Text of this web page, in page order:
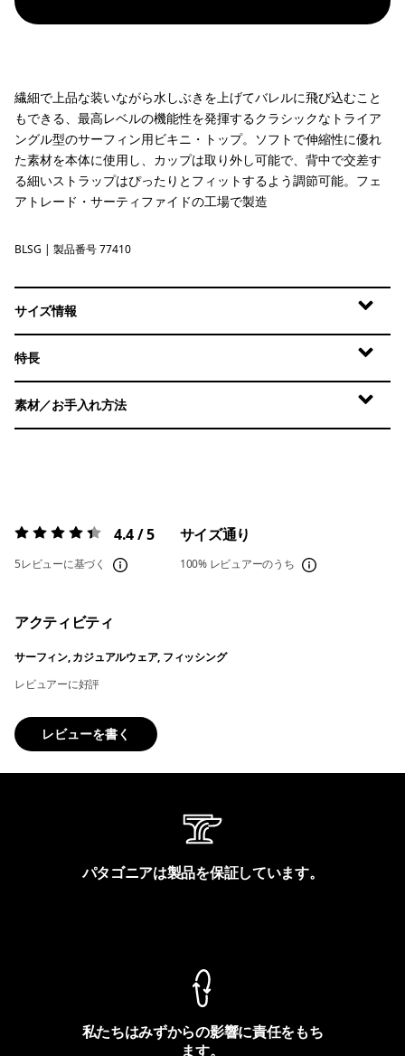
繊細で上品な装いながら水しぶきを上げてバレルに飛び込むこと
もできる、最高レベルの機能性を発揮するクラシックなトライア
ングル型のサーフィン用ビキニ・トップ。ソフトで伸縮性に優れ
た素材を本体に使用し、カップは取り外し可能で、背中で交差す
る細いストラップはぴったりとフィットするよう調節可能。フェ
アトレード・サーティファイドの工場で製造
Blue Sage
BLSG | 製品番号 77410
サイズ情報
特長
素材／お手入れ方法
評価:4.4 / 5 4.4 / 5
5レビューに基づく
サイズ通り
100% レビュアーのうち
アクティビティ
サーフィン, カジュアルウェア, フィッシング
レビュアーに好評
レビューを書く
パタゴニアは製品を保証しています。
私たちはみずからの影響に責任をもち
ます。